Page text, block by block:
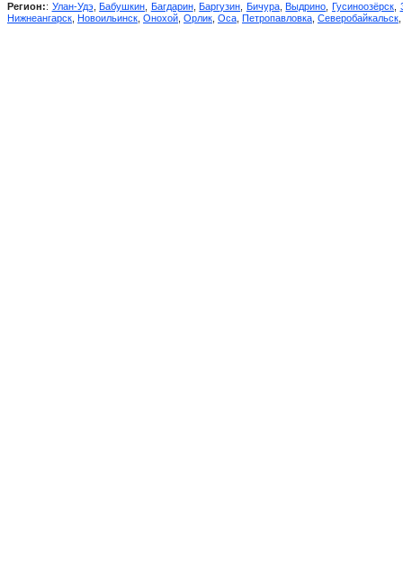
Регион:: Улан-Удэ ,Бабушкин Багдарин,Баргузин Бичура,Выдрино Гусиноозёрск,
Нижнеангарск Новоильинск Онохой Орлик Оса Петропавловка Северобайкальск